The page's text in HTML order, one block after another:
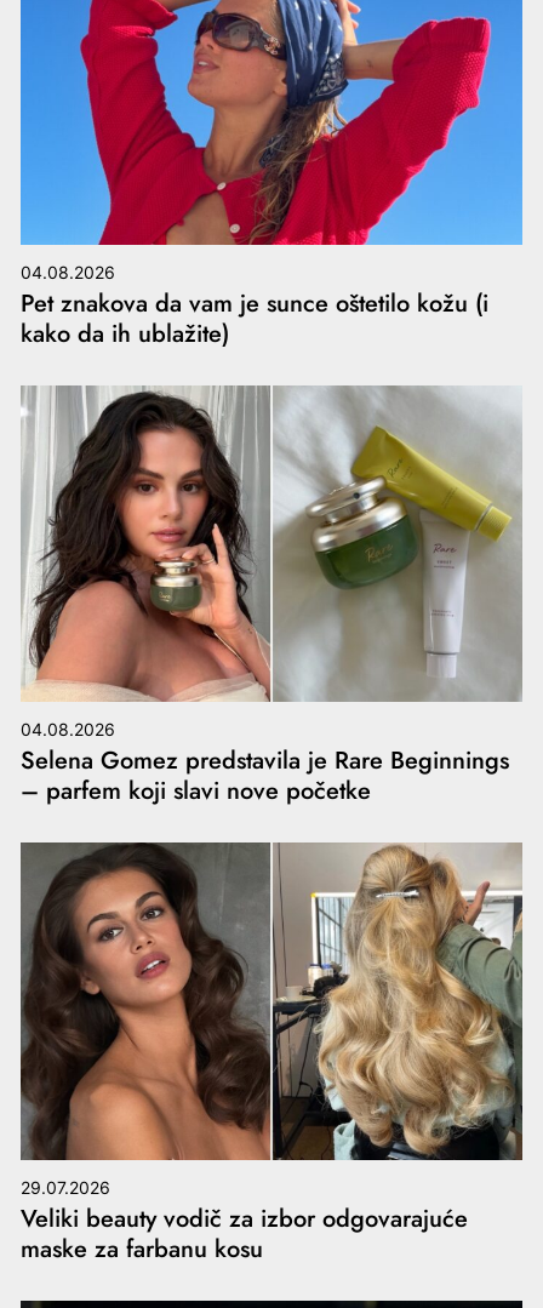
04.08.2026
Pet znakova da vam je sunce oštetilo kožu (i
kako da ih ublažite)
04.08.2026
Selena Gomez predstavila je Rare Beginnings
– parfem koji slavi nove početke
29.07.2026
Veliki beauty vodič za izbor odgovarajuće
maske za farbanu kosu